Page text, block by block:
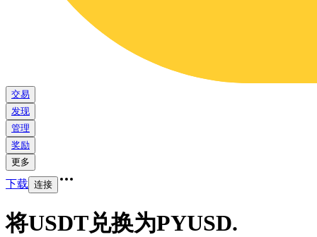
交易
发现
管理
奖励
更多
下载 连接
将USDT兑换为PYUSD.